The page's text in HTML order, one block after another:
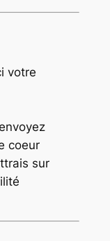
votre
coeur
sur